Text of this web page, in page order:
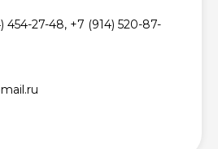
454-27-48, +7 (914) 520-87-